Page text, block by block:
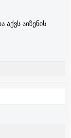
აქვს აიზენის